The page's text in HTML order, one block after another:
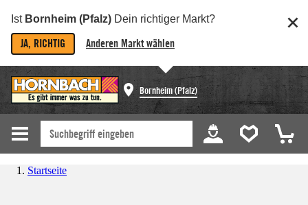
Ist Bornheim (Pfalz) Dein richtiger Markt?
JA, RICHTIG Anderen Markt wählen
Bornheim (Pfalz)
Startseite